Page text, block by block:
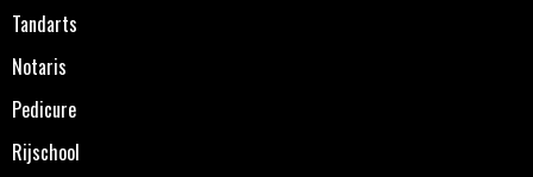
Tandarts
Notaris
Pedicure
Rijschool